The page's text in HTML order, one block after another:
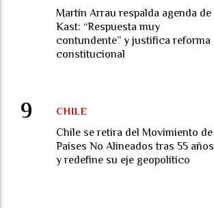
Martín Arrau respalda agenda de
Kast: “Respuesta muy
contundente” y justifica reforma
constitucional
Chile se retira del Movimiento de
Países No Alineados tras 55 años
y redefine su eje geopolítico
CHILE